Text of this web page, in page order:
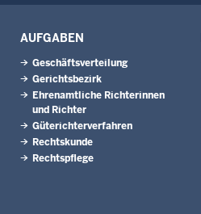
AUFGABEN
Geschäftsverteilung
Gerichtsbezirk
Ehrenamtliche Richterinnen
und Richter
Güterichterverfahren
Rechtskunde
Rechtspflege